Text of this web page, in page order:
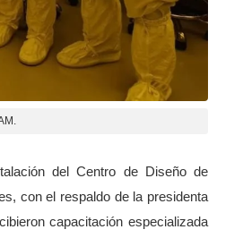
del Centro de Diseño de
con el respaldo de la presidenta
capacitación especializada